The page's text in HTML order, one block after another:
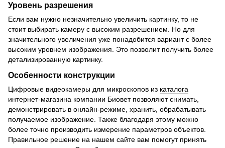
Уровень разрешения
Если вам нужно незначительно увеличить картинку, то не
стоит выбирать камеру с высоким разрешением. Но для
значительного увеличения уже понадобится вариант с более
высоким уровнем изображения. Это позволит получить более
детализированную картинку.
Особенности конструкции
Цифровые видеокамеры для микроскопов из каталога
интернет-магазина компании Биовет позволяют снимать,
демонстрировать в онлайн-режиме, хранить, обрабатывать
получаемое изображение. Также благодаря этому можно
более точно производить измерение параметров объектов.
Правильное решение на нашем сайте вам помогут принять